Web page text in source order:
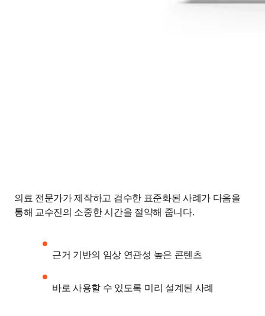
의료 전문가가 제작하고 검수한 표준화된 사례가 다음을
통해 교수진의 소중한 시간을 절약해 줍니다.
근거 기반의 임상 연관성 높은 콘텐츠
바로 사용할 수 있도록 미리 설계된 사례